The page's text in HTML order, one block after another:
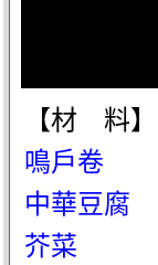
【材 料】
鳴戶卷
中華豆腐
芥菜